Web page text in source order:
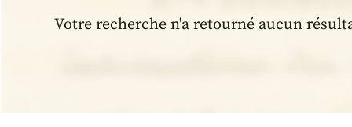
Votre recherche n'a retourné aucun